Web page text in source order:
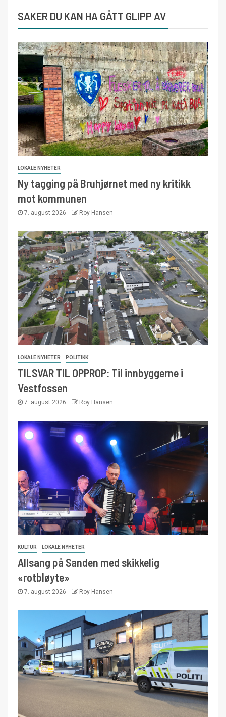
SAKER DU KAN HA GÅTT GLIPP AV
LOKALE NYHETER
Ny tagging på Bruhjørnet med ny kritikk
mot kommunen
7. august 2026 Roy Hansen
LOKALE NYHETER POLITIKK
TILSVAR TIL OPPROP: Til innbyggerne i
Vestfossen
7. august 2026 Roy Hansen
KULTUR LOKALE NYHETER
Allsang på Sanden med skikkelig
«rotbløyte»
7. august 2026 Roy Hansen